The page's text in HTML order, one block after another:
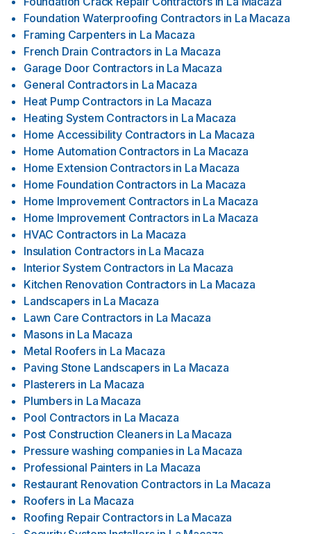
Foundation Waterproofing Contractors in La Macaza
Framing Carpenters in La Macaza
French Drain Contractors in La Macaza
Garage Door Contractors in La Macaza
General Contractors in La Macaza
Heat Pump Contractors in La Macaza
Heating System Contractors in La Macaza
Home Accessibility Contractors in La Macaza
Home Automation Contractors in La Macaza
Home Extension Contractors in La Macaza
Home Foundation Contractors in La Macaza
Home Improvement Contractors in La Macaza
Home Improvement Contractors in La Macaza
HVAC Contractors in La Macaza
Insulation Contractors in La Macaza
Interior System Contractors in La Macaza
Kitchen Renovation Contractors in La Macaza
Landscapers in La Macaza
Lawn Care Contractors in La Macaza
Masons in La Macaza
Metal Roofers in La Macaza
Paving Stone Landscapers in La Macaza
Plasterers in La Macaza
Plumbers in La Macaza
Pool Contractors in La Macaza
Post Construction Cleaners in La Macaza
Pressure washing companies in La Macaza
Professional Painters in La Macaza
Restaurant Renovation Contractors in La Macaza
Roofers in La Macaza
Roofing Repair Contractors in La Macaza